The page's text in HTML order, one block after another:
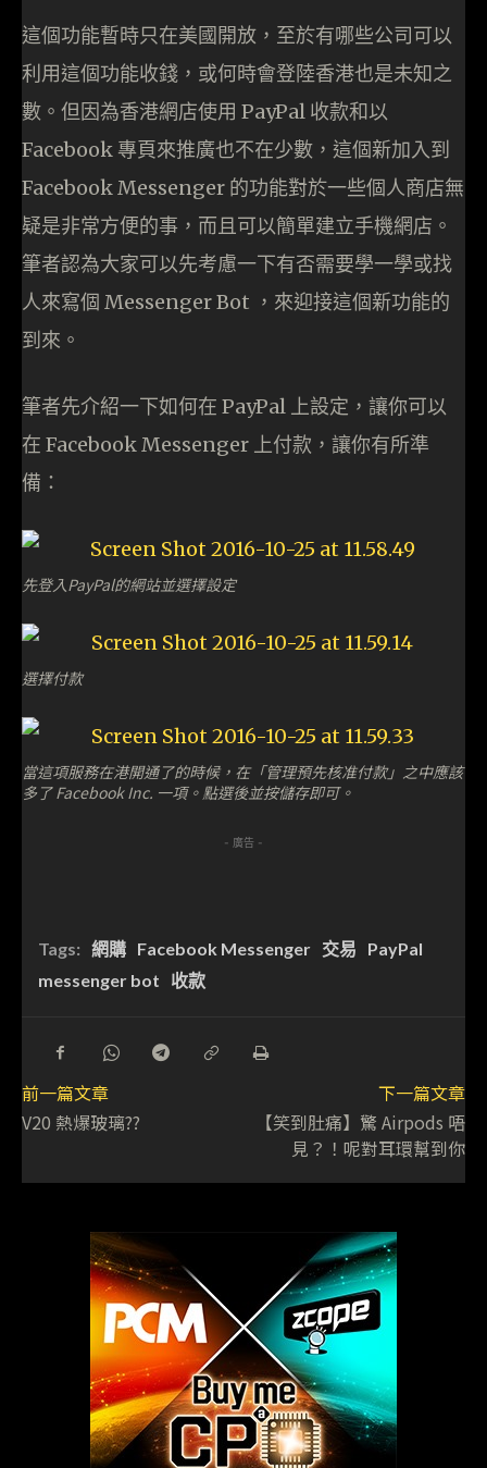
這個功能暫時只在美國開放，至於有哪些公司可以
利用這個功能收錢，或何時會登陸香港也是未知之
數。但因為香港網店使用 PayPal 收款和以
Facebook 專頁來推廣也不在少數，這個新加入到
Facebook Messenger 的功能對於一些個人商店無
疑是非常方便的事，而且可以簡單建立手機網店。
筆者認為大家可以先考慮一下有否需要學一學或找
人來寫個 Messenger Bot ，來迎接這個新功能的
到來。
筆者先介紹一下如何在 PayPal 上設定，讓你可以
在 Facebook Messenger 上付款，讓你有所準
備：
先登入PayPal的網站並選擇設定
選擇付款
當這項服務在港開通了的時候，在「管理預先核准付款」之中應該
多了 Facebook Inc. 一項。點選後並按儲存即可。
- 廣告 -
Tags: 網購 Facebook Messenger 交易
PayPal
messenger bot
收款
前一篇文章
V20 熱爆玻璃??
下一篇文章
【笑到肚痛】驚 Airpods 唔
見？！呢對耳環幫到你